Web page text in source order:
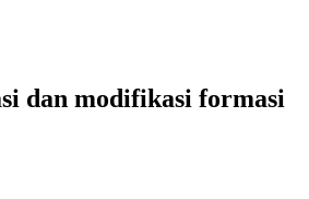
dan modifikasi formasi